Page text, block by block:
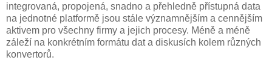
integrovaná, propojená, snadno a přehledně přístupná data
na jednotné platformě jsou stále významnějším a cennějším
aktivem pro všechny firmy a jejich procesy. Méně a méně
záleží na konkrétním formátu dat a diskusích kolem různých
konvertorů.